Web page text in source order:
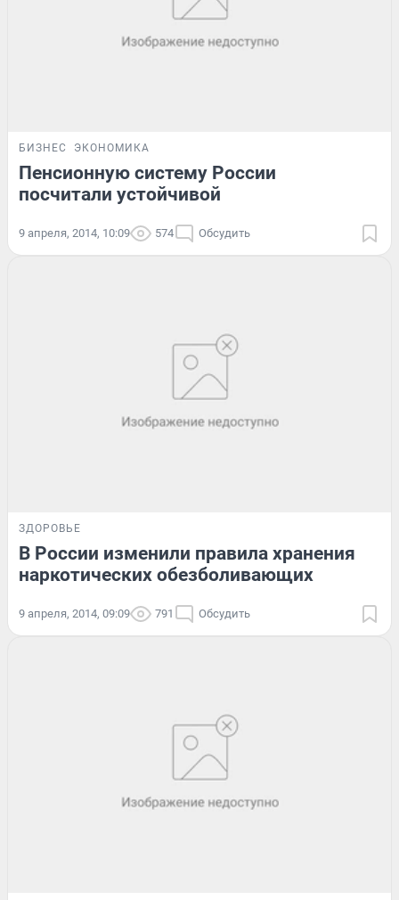
БИЗНЕС ЭКОНОМИКА
Пенсионную систему России
посчитали устойчивой
9 апреля, 2014, 10:09 574 Обсудить
ЗДОРОВЬЕ
В России изменили правила хранения
наркотических обезболивающих
9 апреля, 2014, 09:09 791 Обсудить